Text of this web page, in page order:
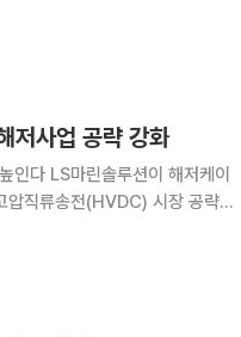
사업 공략 강화
저케이
직류송전(HVDC) 시장 공략에